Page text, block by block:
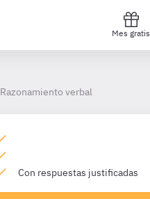
Mes gratis
Razonamiento verbal
Con respuestas justificadas